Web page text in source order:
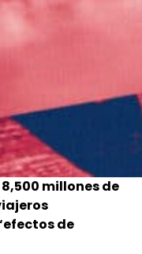
millones de
de